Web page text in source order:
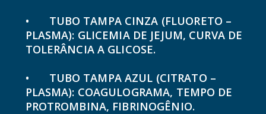
•
TUBO TAMPA CINZA (FLUORETO –
PLASMA): GLICEMIA DE JEJUM, CURVA DE
TOLERÂNCIA A GLICOSE.
•
TUBO TAMPA AZUL (CITRATO –
PLASMA): COAGULOGRAMA, TEMPO DE
PROTROMBINA, FIBRINOGÊNIO.